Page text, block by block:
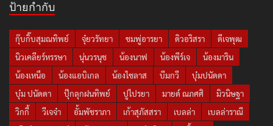
ป้ายกำกับ
กุ๊บกิ๊บสุมณทิพย์ จุ๋ยวรัทยา ชมพู่อารยา ดิวอริสรา
ดีเจพุฒ
นิวเคลียร์หรรษา
นุ่นวรนุช น้องนาฟ น้องพีร์เจ
น้องมาริน
น้องเหนือ
น้องแอบิเกล น้องไซลาส บีมกวี
บุ๋มปนัดดา
บุ๋ม ปนัดดา
ปุ๊กลุกฝนทิพย์ ปูไปรยา มายด์ ณภศศิ
มิวนิษฐา
วิกกี้
วีเจจ๋า อั้มพัชราภา เก้าสุภัสสรา เบลล่า
เบลล่าราณี